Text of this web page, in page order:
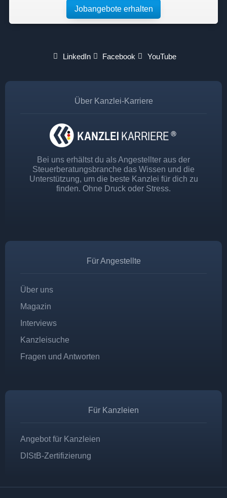
Jobangebote erhalten
LinkedIn Facebook YouTube
Über Kanzlei-Karriere
Bei uns erhältst du als Angestellter aus der
Steuerberatungsbranche das Wissen und die
Unterstützung, um die beste Kanzlei für dich zu
finden. Ohne Druck oder Stress.
Für Angestellte
Über uns
Magazin
Interviews
Kanzleisuche
Fragen und Antworten
Für Kanzleien
Angebot für Kanzleien
DIStB-Zertifizierung